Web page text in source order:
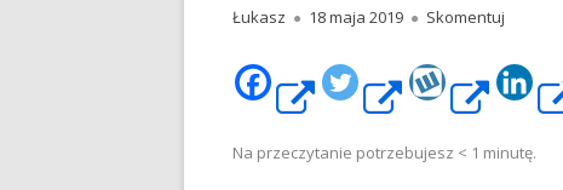
Autor
Łukasz Opublikowano
18 maja 2019 Skomentuj
Strona
otwiera
Strona
otwiera
Na przeczytanie potrzebujesz < 1 minutę.